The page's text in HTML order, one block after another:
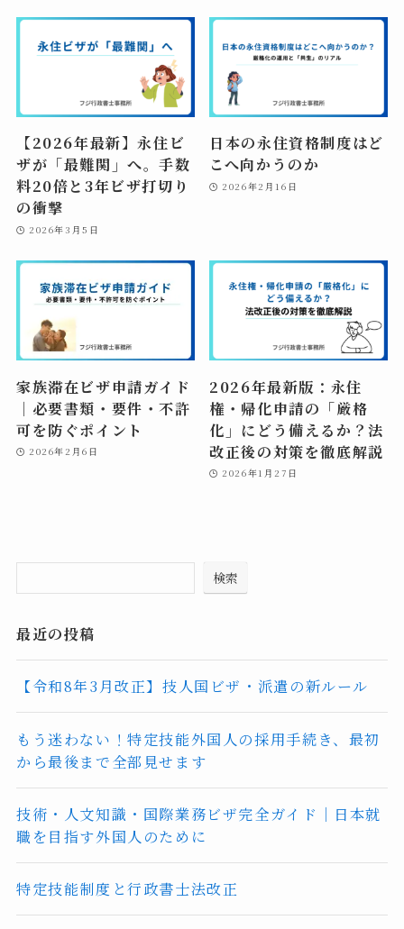
【2026年最新】永住ビ
ザが「最難関」へ。手数
料20倍と3年ビザ打切り
の衝撃
2026年3月5日
日本の永住資格制度はど
こへ向かうのか
2026年2月16日
家族滞在ビザ申請ガイド
｜必要書類・要件・不許
可を防ぐポイント
2026年2月6日
2026年最新版：永住
権・帰化申請の「厳格
化」にどう備えるか？法
改正後の対策を徹底解説
2026年1月27日
検索
最近の投稿
【令和8年3月改正】技人国ビザ・派遣の新ルール
もう迷わない！特定技能外国人の採用手続き、最初
から最後まで全部見せます
技術・人文知識・国際業務ビザ完全ガイド｜日本就
職を目指す外国人のために
特定技能制度と行政書士法改正